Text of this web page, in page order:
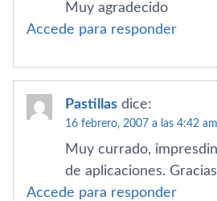
Muy agradecido
Accede para responder
Pastillas dice:
16 febrero, 2007 a las 4:42 am
Muy currado,
de aplicaciones.
Accede para responder